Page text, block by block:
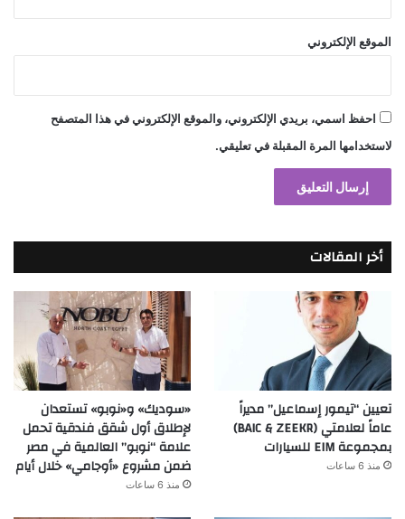
الموقع الإلكتروني
احفظ اسمي، بريدي الإلكتروني، والموقع الإلكتروني في هذا المتصفح
لاستخدامها المرة المقبلة في تعليقي.
أخر المقالات
تعيين “تيمور إسماعيل” مديراً
عاماً لعلامتي (BAIC & ZEEKR)
بمجموعة EIM للسيارات
منذ 6 ساعات
«سوديك» و«نوبو» تستعدان
لإطلاق أول شقق فندقية تحمل
علامة “نوبو” العالمية في مصر
ضمن مشروع «أوجامي» خلال أيام
منذ 6 ساعات